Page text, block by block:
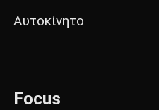
Αυτοκίνητο
Focus